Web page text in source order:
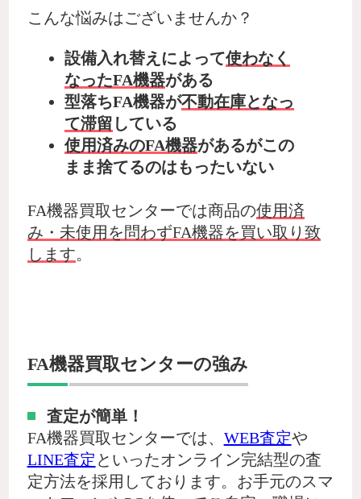
こんな悩みはございませんか？
設備入れ替えによって使わなく
なったFA機器がある
型落ちFA機器が不動在庫となっ
て滞留 している
使用済みのFA機器があるがこの
まま捨てるのはもったいない
FA機器買取センターでは商品の使用済
み・未使用を問わずFA機器を買い取り致
します。
FA機器買取センターの強み
査定が簡単！
FA機器買取センターでは、 WEB査定や
LINE査定 といったオンライン完結型の査
定方法を採用しております。お手元のスマ